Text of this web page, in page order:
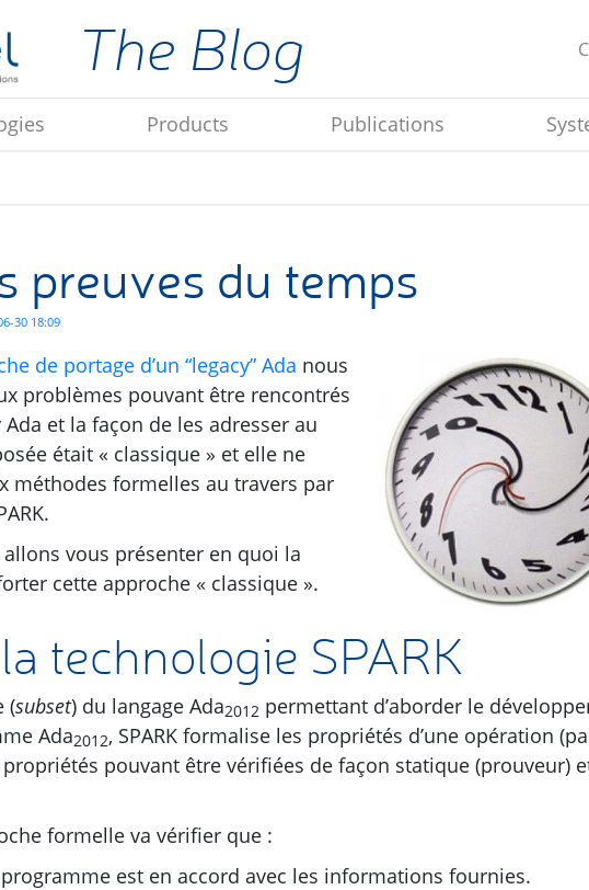
The Blog
Products Publications
preuves du temps
30 18:09
de portage d’un “legacy” Ada nous
problèmes pouvant être rencontrés
Ada et la façon de les adresser au
était « classique » et elle ne
méthodes formelles au travers par
.
vous présenter en quoi la
cette approche « classique ».
technologie SPARK
(subset) du langage Ada2012 permettant d’aborder le
Ada2012, SPARK formalise les propriétés d’une opération
pouvant être vérifiées de façon statique (prouveur)
formelle va vérifier que :
est en accord avec les informations fournies.